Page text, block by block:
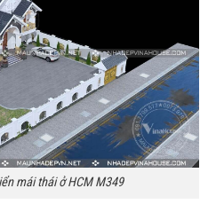
mái thái ở HCM M349